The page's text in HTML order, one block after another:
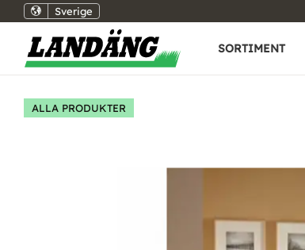
Sverige
SORTIMENT
ALLA PRODUKTER